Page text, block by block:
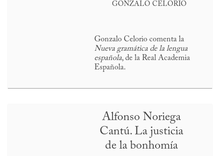
GONZALO CELORIO
Gonzalo Celorio comenta la
Nueva gramática de la lengua
española, de la Real Academia
Española.
Alfonso Noriega
Cantú. La justicia
de la bonhomía